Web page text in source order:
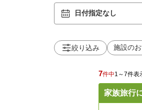
日付指定なし
絞り込み
7件中1～7件表
家族旅行